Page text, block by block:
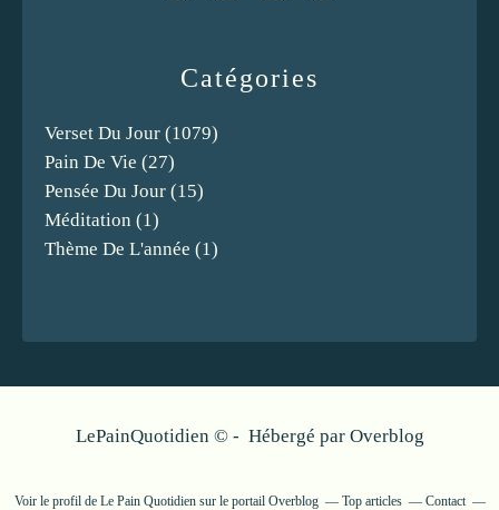
Catégories
Verset Du Jour (1079)
Pain De Vie (27)
Pensée Du Jour (15)
Méditation (1)
Thème De L'année (1)
LePainQuotidien © - Hébergé par Overblog
Voir le profil de Le Pain Quotidiensur le portail Overblog Top articles Contact